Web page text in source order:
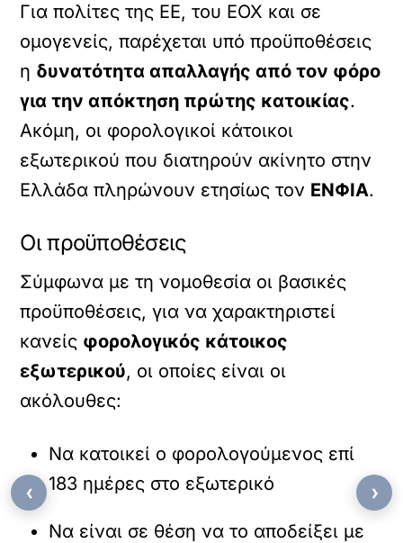
Για πολίτες της ΕΕ, του ΕΟΧ και σε
ομογενείς, παρέχεται υπό προϋποθέσεις
η δυνατότητα απαλλαγής από τον φόρο
για την απόκτηση πρώτης κατοικίας.
Ακόμη, οι φορολογικοί κάτοικοι
εξωτερικού που διατηρούν ακίνητο στην
Ελλάδα πληρώνουν ετησίως τον ΕΝΦΙΑ.
Οι προϋποθέσεις
Σύμφωνα με τη νομοθεσία οι βασικές
προϋποθέσεις, για να χαρακτηριστεί
κανείς φορολογικός κάτοικος
εξωτερικού, οι οποίες είναι οι
ακόλουθες:
Να κατοικεί ο φορολογούμενος επί
183 ημέρες στο εξωτερικό
Να είναι σε θέση να το αποδείξει με
‹ ›